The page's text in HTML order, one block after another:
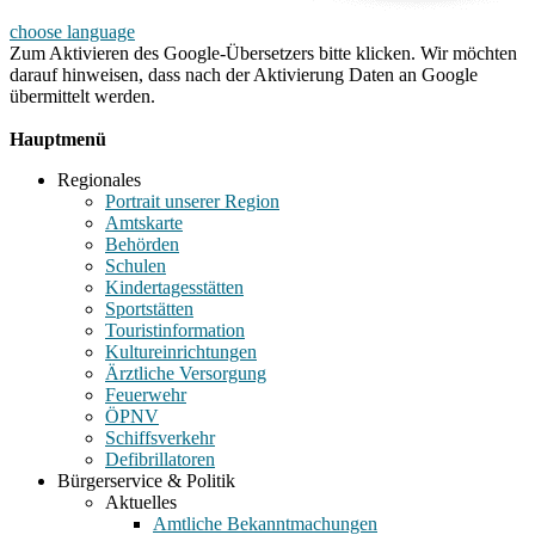
choose language
Zum Aktivieren des Google-Übersetzers bitte klicken. Wir möchten
darauf hinweisen, dass nach der Aktivierung Daten an Google
übermittelt werden.
Hauptmenü
Regionales
Portrait unserer Region
Amtskarte
Behörden
Schulen
Kindertagesstätten
Sportstätten
Touristinformation
Kultureinrichtungen
Ärztliche Versorgung
Feuerwehr
ÖPNV
Schiffsverkehr
Defibrillatoren
Bürgerservice & Politik
Aktuelles
Amtliche Bekanntmachungen